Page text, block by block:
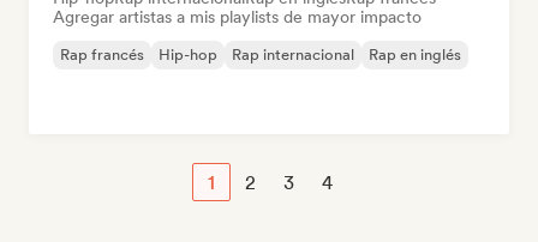
Agregar artistas a mis playlists de mayor impacto
Rap francés Hip-hop Rap internacional Rap en inglés
1 2 3 4